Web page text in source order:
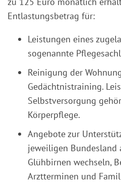
Entlastungsbetrag für:
Leistungen eines
sogenannte
Reinigung der
Gedächtnistraining.
Selbstversorgung
Körperpflege.
Angebote zur
jeweiligen Bundesland
Glühbirnen wechseln,
Arztterminen und